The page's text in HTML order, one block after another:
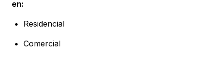
en:
Residencial
Comercial